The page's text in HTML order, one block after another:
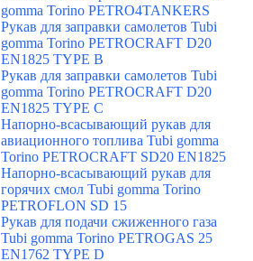
gomma Torino PETRO4TANKERS
Рукав для заправки самолетов Tubi
gomma Torino PETROCRAFT D20
EN1825 TYPE B
Рукав для заправки самолетов Tubi
gomma Torino PETROCRAFT D20
EN1825 TYPE C
Напорно-всасывающий рукав для
авиационного топлива Tubi gomma
Torino PETROCRAFT SD20 EN1825
Напорно-всасывающий рукав для
горячих смол Tubi gomma Torino
PETROFLON SD 15
Рукав для подачи сжиженного газа
Tubi gomma Torino PETROGAS 25
EN1762 TYPE D